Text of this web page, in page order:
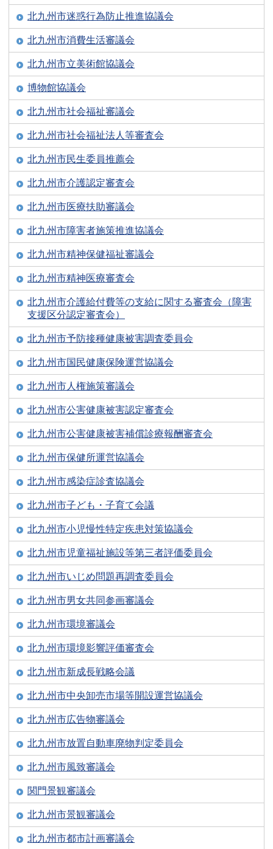
北九州市迷惑行為防止推進協議会
北九州市消費生活審議会
北九州市立美術館協議会
博物館協議会
北九州市社会福祉審議会
北九州市社会福祉法人等審査会
北九州市民生委員推薦会
北九州市介護認定審査会
北九州市医療扶助審議会
北九州市障害者施策推進協議会
北九州市精神保健福祉審議会
北九州市精神医療審査会
北九州市介護給付費等の支給に関する審査会（障害
支援区分認定審査会）
北九州市予防接種健康被害調査委員会
北九州市国民健康保険運営協議会
北九州市人権施策審議会
北九州市公害健康被害認定審査会
北九州市公害健康被害補償診療報酬審査会
北九州市保健所運営協議会
北九州市感染症診査協議会
北九州市子ども・子育て会議
北九州市小児慢性特定疾患対策協議会
北九州市児童福祉施設等第三者評価委員会
北九州市いじめ問題再調査委員会
北九州市男女共同参画審議会
北九州市環境審議会
北九州市環境影響評価審査会
北九州市新成長戦略会議
北九州市中央卸売市場等開設運営協議会
北九州市広告物審議会
北九州市放置自動車廃物判定委員会
北九州市風致審議会
関門景観審議会
北九州市景観審議会
北九州市都市計画審議会